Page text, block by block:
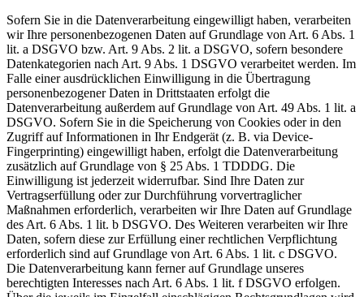
Sofern Sie in die Datenverarbeitung eingewilligt haben, verarbeiten
wir Ihre personenbezogenen Daten auf Grundlage von Art. 6 Abs. 1
lit. a DSGVO bzw. Art. 9 Abs. 2 lit. a DSGVO, sofern besondere
Datenkategorien nach Art. 9 Abs. 1 DSGVO verarbeitet werden. Im
Falle einer ausdrücklichen Einwilligung in die Übertragung
personenbezogener Daten in Drittstaaten erfolgt die
Datenverarbeitung außerdem auf Grundlage von Art. 49 Abs. 1 lit. a
DSGVO. Sofern Sie in die Speicherung von Cookies oder in den
Zugriff auf Informationen in Ihr Endgerät (z. B. via Device-
Fingerprinting) eingewilligt haben, erfolgt die Datenverarbeitung
zusätzlich auf Grundlage von § 25 Abs. 1 TDDDG. Die
Einwilligung ist jederzeit widerrufbar. Sind Ihre Daten zur
Vertragserfüllung oder zur Durchführung vorvertraglicher
Maßnahmen erforderlich, verarbeiten wir Ihre Daten auf Grundlage
des Art. 6 Abs. 1 lit. b DSGVO. Des Weiteren verarbeiten wir Ihre
Daten, sofern diese zur Erfüllung einer rechtlichen Verpflichtung
erforderlich sind auf Grundlage von Art. 6 Abs. 1 lit. c DSGVO.
Die Datenverarbeitung kann ferner auf Grundlage unseres
berechtigten Interesses nach Art. 6 Abs. 1 lit. f DSGVO erfolgen.